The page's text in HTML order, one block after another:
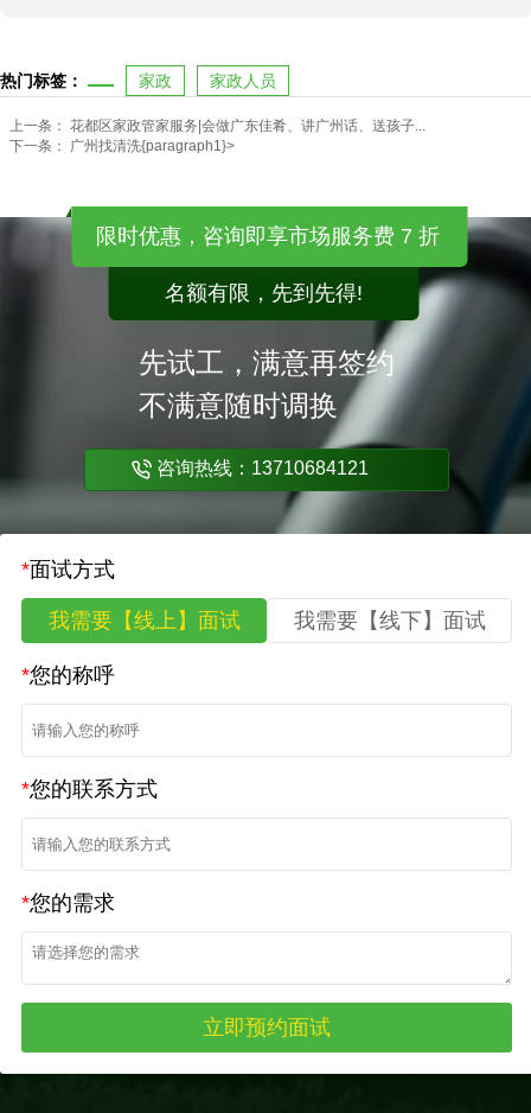
热门标签： 家政 家政人员
上一条： 花都区家政管家服务|会做广东佳肴、讲广州话、送孩子...
下一条：
广州找清洗{paragraph1}>
限时优惠，咨询即享市场服务费 7 折
名额有限，先到先得!
先试工，满意再签约
不满意随时调换
咨询热线：13710684121
*面试方式
我需要【线上】面试 我需要【线下】面试
*您的称呼
*您的联系方式
*您的需求